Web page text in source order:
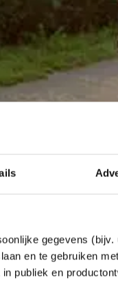
gegevens
en te gebruiken
publiek en